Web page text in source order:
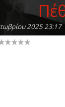
2025 23:17